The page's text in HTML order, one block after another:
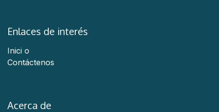
Enlaces de interés
Inici o
Contáctenos
Acerca de